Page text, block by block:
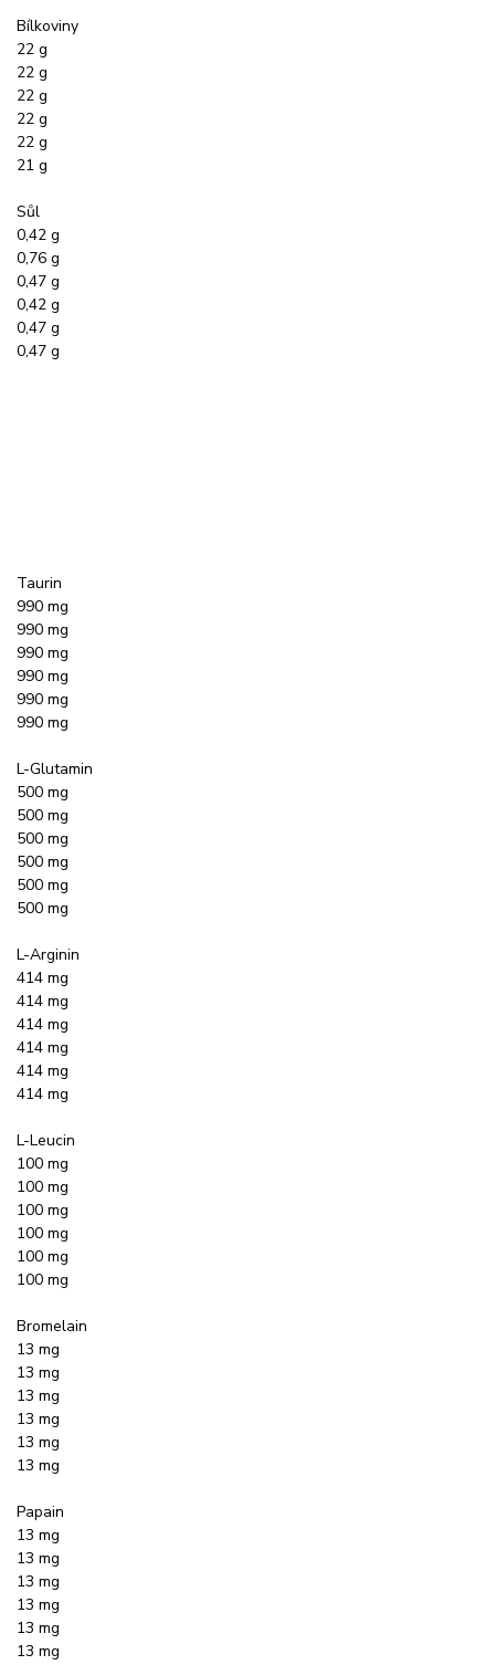
Bílkoviny
22 g
22 g
22 g
22 g
22 g
21 g
Sůl
0,42 g
0,76 g
0,47 g
0,42 g
0,47 g
0,47 g
Taurin
990 mg
990 mg
990 mg
990 mg
990 mg
990 mg
L-Glutamin
500 mg
500 mg
500 mg
500 mg
500 mg
500 mg
L-Arginin
414 mg
414 mg
414 mg
414 mg
414 mg
414 mg
L-Leucin
100 mg
100 mg
100 mg
100 mg
100 mg
100 mg
Bromelain
13 mg
13 mg
13 mg
13 mg
13 mg
13 mg
Papain
13 mg
13 mg
13 mg
13 mg
13 mg
13 mg